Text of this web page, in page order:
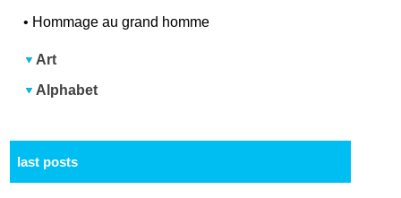
• Hommage au grand homme
Art
Alphabet
last posts